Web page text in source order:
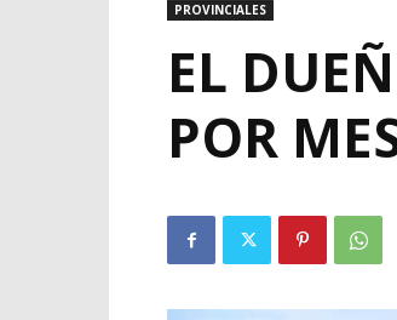
PROVINCIALES
EL
POR